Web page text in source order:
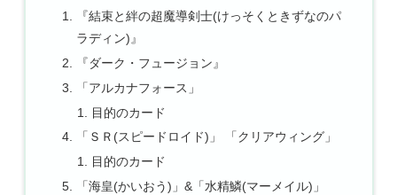
『結束と絆の超魔導剣士(けっそくときずなのパ
ラディン)』
『ダーク・フュージョン』
「アルカナフォース」
目的のカード
「ＳＲ(スピードロイド)」 「クリアウィング」
目的のカード
「海皇(かいおう)」&「水精鱗(マーメイル)」